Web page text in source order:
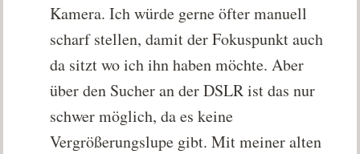
Kamera. Ich würde gerne öfter manuell
scharf stellen, damit der Fokuspunkt auch
da sitzt wo ich ihn haben möchte. Aber
über den Sucher an der DSLR ist das nur
schwer möglich, da es keine
Vergrößerungslupe gibt. Mit meiner alten